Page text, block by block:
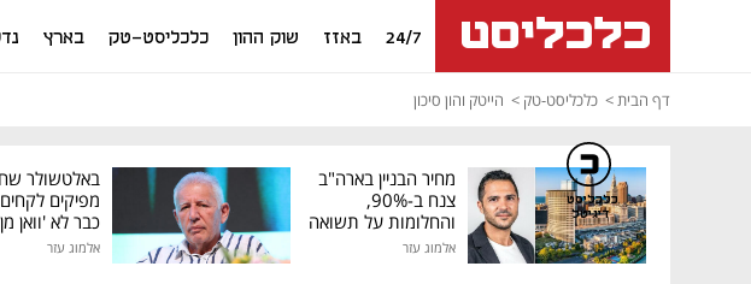
24/7 באזז שוק ההון כלכליסט-טק בארץ
דף הבית כלכליסט-טק הייטק והון סיכון
מחיר הבניין בארה"ב
צנח ב-90%,
והחלומות על תשואה
גבוהה התנפצו
אלמוג עזר
באלטשולר
מפיקים
כבר לא 'וואן
של גילעד"
אלמוג עזר
כלכליסט
דיגיטל